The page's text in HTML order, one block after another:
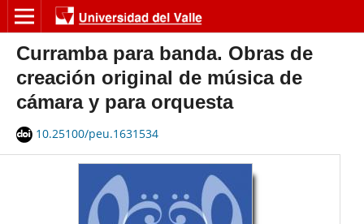
Curramba para banda. Obras de
creación original de música de
cámara y para orquesta
10.25100/peu.1631534